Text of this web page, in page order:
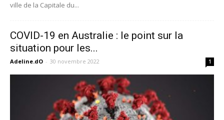
ville de la Capitale du...
COVID-19 en Australie : le point sur la
situation pour les...
Adeline.dO - 30 novembre 2022 1